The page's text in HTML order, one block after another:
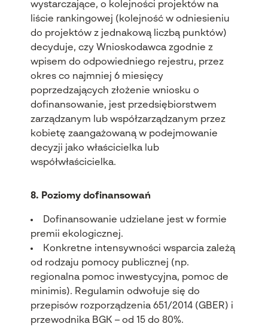
wystarczające, o kolejności projektów na
liście rankingowej (kolejność w odniesieniu
do projektów z jednakową liczbą punktów)
decyduje, czy Wnioskodawca zgodnie z
wpisem do odpowiedniego rejestru, przez
okres co najmniej 6 miesięcy
poprzedzających złożenie wniosku o
dofinansowanie, jest przedsiębiorstwem
zarządzanym lub współzarządzanym przez
kobietę zaangażowaną w podejmowanie
decyzji jako właścicielka lub
współwłaścicielka.
8. Poziomy dofinansowań
Dofinansowanie udzielane jest w formie
premii ekologicznej.
Konkretne intensywności wsparcia zależą
od rodzaju pomocy publicznej (np.
regionalna pomoc inwestycyjna, pomoc de
minimis). Regulamin odwołuje się do
przepisów rozporządzenia 651/2014 (GBER) i
przewodnika BGK – od 15 do 80%.